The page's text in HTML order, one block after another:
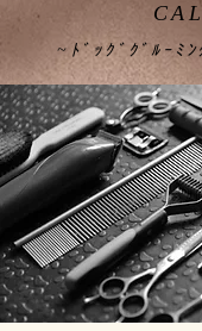
~ﾄﾞｯｸﾞｸﾞﾙｰﾐ